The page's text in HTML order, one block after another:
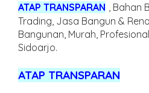
ATAP TRANSPARAN
, Bahan
Trading, Jasa Bangun &
Bangunan, Murah,
Sidoarjo.
ATAP TRANSPARAN